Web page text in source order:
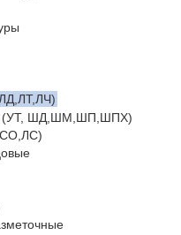
(УТ, ШД,ШМ,ШП,ШПХ)